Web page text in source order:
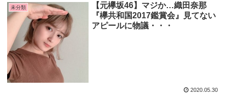
未分類
【元欅坂46】マジか…織田奈那
『欅共和国2017鑑賞会』見てない
アピールに物議・・・
2020.05.30